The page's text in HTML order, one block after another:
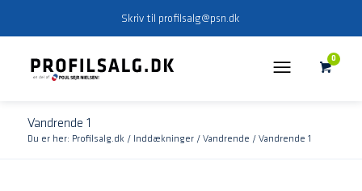
Skriv til profilsalg@psn.dk
0
Vandrende 1
Du er her: Profilsalg.dk/ Inddækninger/ Vandrende / Vandrende 1